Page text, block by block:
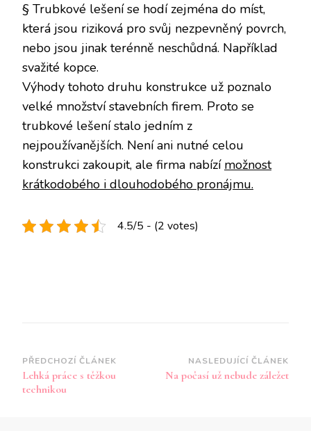
§ Trubkové lešení se hodí zejména do míst,
která jsou riziková pro svůj nezpevněný povrch,
nebo jsou jinak terénně neschůdná. Například
svažité kopce.
Výhody tohoto druhu konstrukce už poznalo
velké množství stavebních firem. Proto se
trubkové lešení stalo jedním z
nejpoužívanějších. Není ani nutné celou
konstrukci zakoupit, ale firma nabízí možnost
krátkodobého i dlouhodobého pronájmu.
4.5/5 - (2 votes)
Navigace
příspěvku
PŘEDCHOZÍ ČLÁNEK
Lehká práce s těžkou
technikou
NASLEDUJÍCÍ ČLÁNEK
Na počasí už nebude záležet